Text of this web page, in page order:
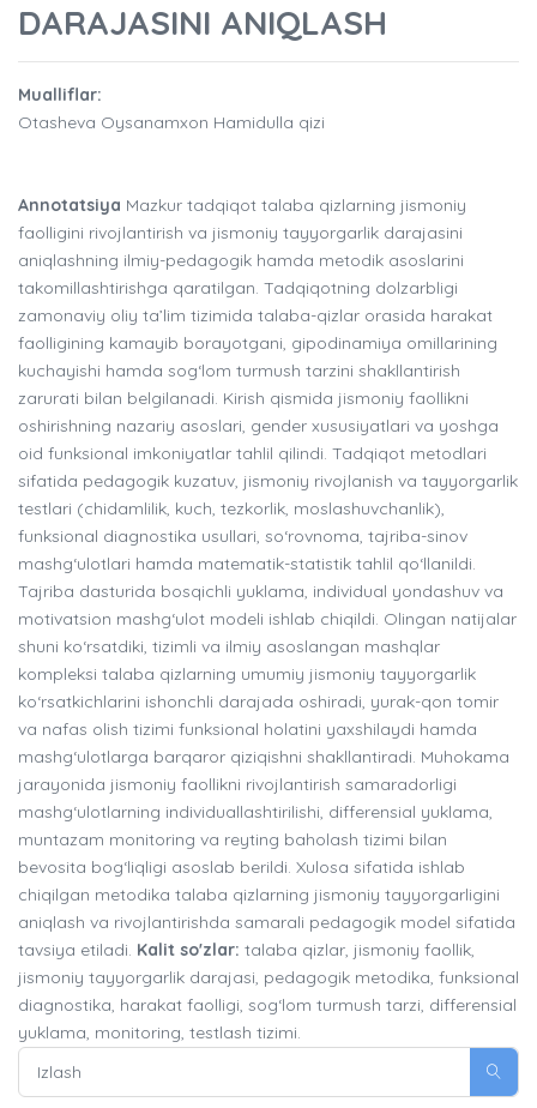
DARAJASINI ANIQLASH
Mualliflar:
Otasheva Oysanamxon Hamidulla qizi
Annotatsiya Mazkur tadqiqot talaba qizlarning jismoniy
faolligini rivojlantirish va jismoniy tayyorgarlik darajasini
aniqlashning ilmiy-pedagogik hamda metodik asoslarini
takomillashtirishga qaratilgan. Tadqiqotning dolzarbligi
zamonaviy oliy ta’lim tizimida talaba-qizlar orasida harakat
faolligining kamayib borayotgani, gipodinamiya omillarining
kuchayishi hamda sog‘lom turmush tarzini shakllantirish
zarurati bilan belgilanadi. Kirish qismida jismoniy faollikni
oshirishning nazariy asoslari, gender xususiyatlari va yoshga
oid funksional imkoniyatlar tahlil qilindi. Tadqiqot metodlari
sifatida pedagogik kuzatuv, jismoniy rivojlanish va tayyorgarlik
testlari (chidamlilik, kuch, tezkorlik, moslashuvchanlik),
funksional diagnostika usullari, so‘rovnoma, tajriba-sinov
mashg‘ulotlari hamda matematik-statistik tahlil qo‘llanildi.
Tajriba dasturida bosqichli yuklama, individual yondashuv va
motivatsion mashg‘ulot modeli ishlab chiqildi. Olingan natijalar
shuni ko‘rsatdiki, tizimli va ilmiy asoslangan mashqlar
kompleksi talaba qizlarning umumiy jismoniy tayyorgarlik
ko‘rsatkichlarini ishonchli darajada oshiradi, yurak-qon tomir
va nafas olish tizimi funksional holatini yaxshilaydi hamda
mashg‘ulotlarga barqaror qiziqishni shakllantiradi. Muhokama
jarayonida jismoniy faollikni rivojlantirish samaradorligi
mashg‘ulotlarning individuallashtirilishi, differensial yuklama,
muntazam monitoring va reyting baholash tizimi bilan
bevosita bog‘liqligi asoslab berildi. Xulosa sifatida ishlab
chiqilgan metodika talaba qizlarning jismoniy tayyorgarligini
aniqlash va rivojlantirishda samarali pedagogik model sifatida
tavsiya etiladi. Kalit so'zlar: talaba qizlar, jismoniy faollik,
jismoniy tayyorgarlik darajasi, pedagogik metodika, funksional
diagnostika, harakat faolligi, sog‘lom turmush tarzi, differensial
yuklama, monitoring, testlash tizimi.